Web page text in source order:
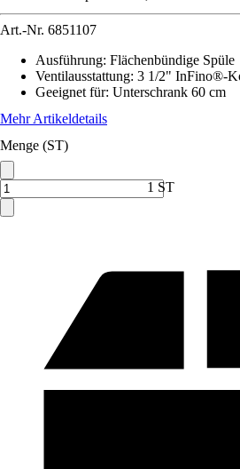
Art.-Nr. 6851107
Ausführung: Flächenbündige Spüle
Ventilausstattung: 3 1/2" InFino®-
Geeignet für: Unterschrank 60 cm
Mehr Artikeldetails
Menge (ST)
1 ST